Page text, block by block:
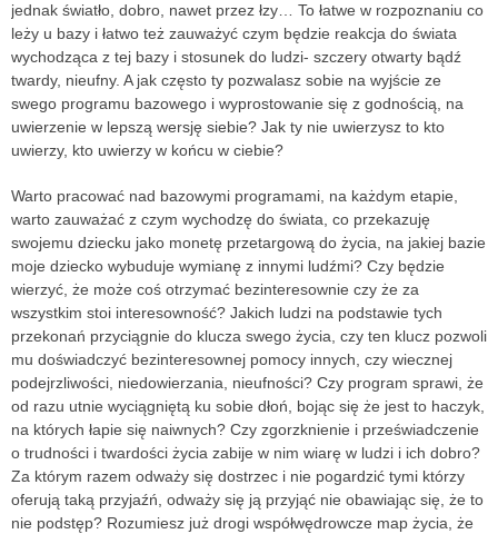
jednak światło, dobro, nawet przez łzy… To łatwe w rozpoznaniu co
leży u bazy i łatwo też zauważyć czym będzie reakcja do świata
wychodząca z tej bazy i stosunek do ludzi- szczery otwarty bądź
twardy, nieufny. A jak często ty pozwalasz sobie na wyjście ze
swego programu bazowego i wyprostowanie się z godnością, na
uwierzenie w lepszą wersję siebie? Jak ty nie uwierzysz to kto
uwierzy, kto uwierzy w końcu w ciebie?
Warto pracować nad bazowymi programami, na każdym etapie,
warto zauważać z czym wychodzę do świata, co przekazuję
swojemu dziecku jako monetę przetargową do życia, na jakiej bazie
moje dziecko wybuduje wymianę z innymi ludźmi? Czy będzie
wierzyć, że może coś otrzymać bezinteresownie czy że za
wszystkim stoi interesowność? Jakich ludzi na podstawie tych
przekonań przyciągnie do klucza swego życia, czy ten klucz pozwoli
mu doświadczyć bezinteresownej pomocy innych, czy wiecznej
podejrzliwości, niedowierzania, nieufności? Czy program sprawi, że
od razu utnie wyciągniętą ku sobie dłoń, bojąc się że jest to haczyk,
na których łapie się naiwnych? Czy zgorzknienie i przeświadczenie
o trudności i twardości życia zabije w nim wiarę w ludzi i ich dobro?
Za którym razem odważy się dostrzec i nie pogardzić tymi którzy
oferują taką przyjaźń, odważy się ją przyjąć nie obawiając się, że to
nie podstęp? Rozumiesz już drogi współwędrowcze map życia, że